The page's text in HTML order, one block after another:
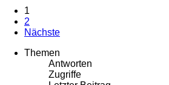
1
2
Nächste
Themen
Antworten
Zugriffe